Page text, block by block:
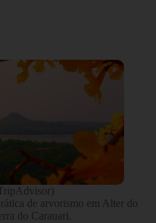
de arvorismo em Alter do
do Carauari.